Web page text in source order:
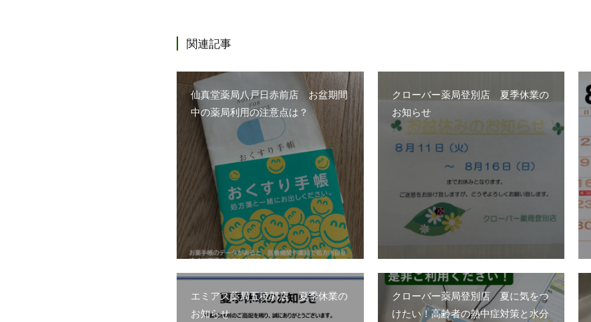
関連記事
仙真堂薬局八戸日赤前店 お盆期間
中の薬局利用の注意点は？
クローバー薬局登別店 夏季休業の
お知らせ
エミアス薬局五稜郭店 夏季休業の
お知らせ
クローバー薬局登別店 夏に気をつ
けたい！高齢者の熱中症対策と水分